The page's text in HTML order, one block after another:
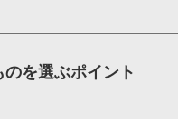
を選ぶポイント